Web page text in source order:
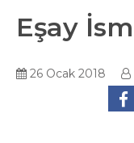
Eşay
26 Ocak 2018